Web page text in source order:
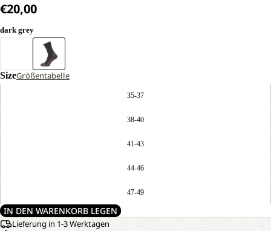
€20,00
dark grey
SizeGrößentabelle
35-37
38-40
41-43
44-46
47-49
IN DEN WARENKORB LEGEN
Lieferung in 1-3 Werktagen